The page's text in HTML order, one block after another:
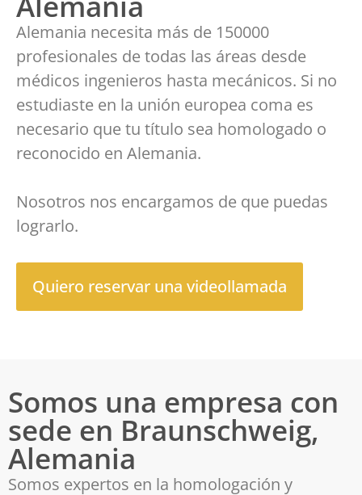
Alemania necesita más de 150000
profesionales de todas las áreas desde
médicos ingenieros hasta mecánicos. Si no
estudiaste en la unión europea coma es
necesario que tu título sea homologado o
reconocido en Alemania.
Nosotros nos encargamos de que puedas
lograrlo.
Quiero reservar una videollamada
Somos una empresa con
sede en Braunschweig,
Alemania
Somos expertos en la homologación y